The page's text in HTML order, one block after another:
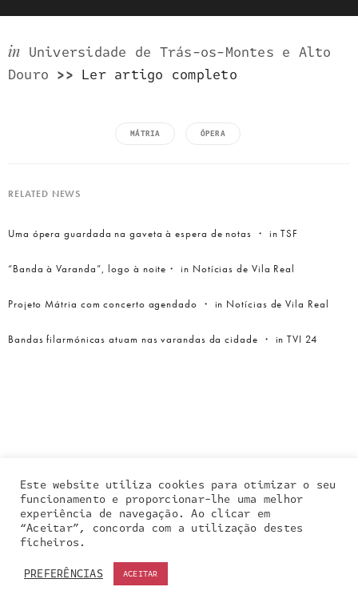
in Universidade de Trás-os-Montes e Alto
Douro >> Ler artigo completo
MÁTRIA ÓPERA
RELATED NEWS
Uma ópera guardada na gaveta à espera de notas ・ in TSF
“Banda à Varanda”, logo à noite・ in Notícias de Vila Real
Projeto Mátria com concerto agendado ・ in Notícias de Vila Real
Bandas filarmónicas atuam nas varandas da cidade ・ in TVI 24
Este website utiliza cookies para otimizar o seu
funcionamento e proporcionar-lhe uma melhor
experiência de navegação. Ao clicar em
“Aceitar”, concorda com a utilização destes
ficheiros.
PREFERÊNCIAS
ACEITAR
Our site uses cookies. Learn more about our use of
cookies:cookie policy
ACCEPT